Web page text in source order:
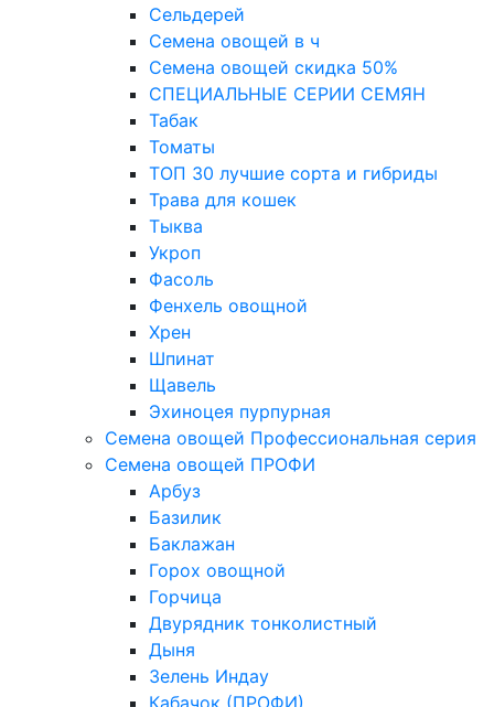
Сельдерей
Семена овощей в ч
Семена овощей скидка 50%
СПЕЦИАЛЬНЫЕ СЕРИИ СЕМЯН
Табак
Томаты
ТОП 30 лучшие сорта и гибриды
Трава для кошек
Тыква
Укроп
Фасоль
Фенхель овощной
Хрен
Шпинат
Щавель
Эхиноцея пурпурная
Семена овощей Профессиональная серия
Семена овощей ПРОФИ
Арбуз
Базилик
Баклажан
Горох овощной
Горчица
Двурядник тонколистный
Дыня
Зелень Индау
Кабачок (ПРОФИ)